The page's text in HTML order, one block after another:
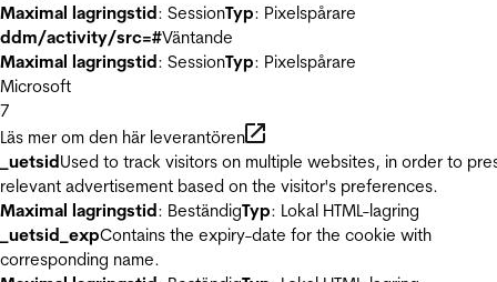
Maximal lagringstid: SessionTyp: Pixelspårare
ddm/activity/src=#Väntande
Maximal lagringstid: SessionTyp: Pixelspårare
Microsoft
7
Läs mer om den här leverantören
_uetsidUsed to track visitors on multiple websites, in order to
relevant advertisement based on the visitor's preferences.
Maximal lagringstid: BeständigTyp: Lokal HTML-lagring
_uetsid_expContains the expiry-date for the cookie with
corresponding name.